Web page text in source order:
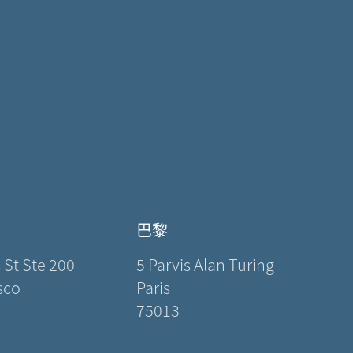
Ste 200
巴黎
5 Parvis Alan Turing
Paris
75013